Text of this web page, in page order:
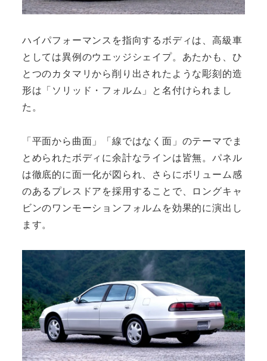
ハイパフォーマンスを指向するボディは、高級車
としては異例のウエッジシェイプ。あたかも、ひ
とつのカタマリから削り出されたような彫刻的造
形は「ソリッド・フォルム」と名付けられまし
た。
「平面から曲面」「線ではなく面」のテーマでま
とめられたボディに余計なラインは皆無。パネル
は徹底的に面一化が図られ、さらにボリューム感
のあるプレスドアを採用することで、ロングキャ
ビンのワンモーションフォルムを効果的に演出し
ます。